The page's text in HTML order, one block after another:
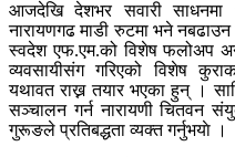
आजदेखि देशभर सवारी साधनमा
नारायणगढ माडी रुटमा भने
स्वदेश एफ.एम.को विशेष फलोअप
व्यवसायीसंग गरिएको विशेष
यथावत राख्न तयार भएका हुन् ।
सञ्चालन गर्न नारायणी चितवन
गुरूङले प्रतिबद्धता व्यक्त गर्नुभयाे ।